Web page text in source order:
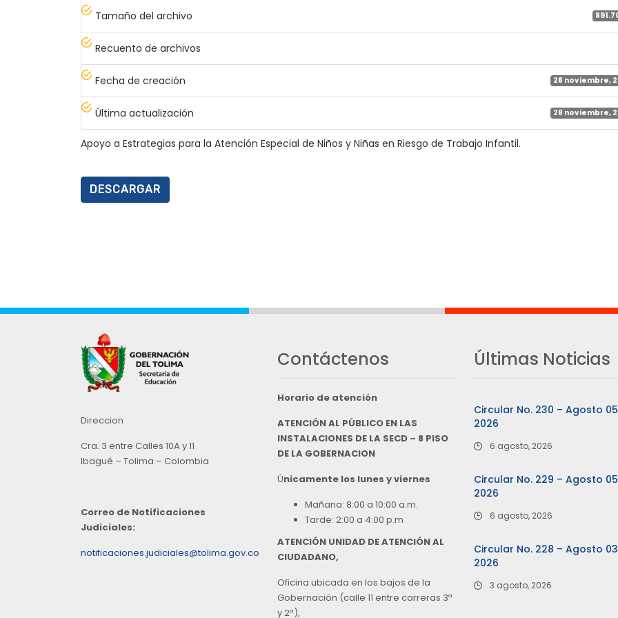
Tamaño del archivo
Recuento de archivos
Fecha de creación 28 noviembre,
Última actualización 28 noviembre,
Apoyo a Estrategias para la Atención Especial de Niños y Niñas en Riesgo de Trabajo Infantil.
DESCARGAR
Direccion
Cra. 3 entre Calles 10A y 11
Ibagué – Tolima – Colombia
Correo de Notificaciones
Judiciales:
notificaciones.judiciales@tolima.gov.co
Contáctenos
Horario de atención
ATENCIÓN AL PÚBLICO EN LAS
INSTALACIONES DE LA SECD – 8 PISO
DE LA GOBERNACION
Únicamente los lunes y viernes
Mañana: 8:00 a 10:00 a.m.
Tarde: 2:00 a 4:00 p.m
ATENCIÓN UNIDAD DE ATENCIÓN AL
CIUDADANO,
Oficina ubicada en los bajos de la
Gobernación (calle 11 entre carreras 3ª
y 2ª),
Últimas Noticias
Circular No. 230 – Agosto
2026
6 agosto, 2026
Circular No. 229 – Agosto
2026
6 agosto, 2026
Circular No. 228 – Agosto
2026
3 agosto, 2026